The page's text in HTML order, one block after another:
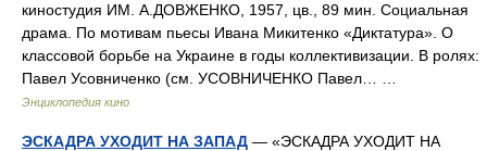
киностудия ИМ. А.ДОВЖЕНКО, 1957, цв., 89 мин. Социальная
драма. По мотивам пьесы Ивана Микитенко «Диктатура». О
классовой борьбе на Украине в годы коллективизации. В ролях:
Павел Усовниченко (см. УСОВНИЧЕНКО Павел… …
Энциклопедия кино
ЭСКАДРА УХОДИТ НА ЗАПАД — «ЭСКАДРА УХОДИТ НА